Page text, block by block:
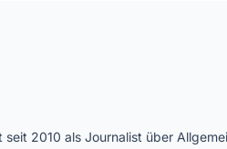
2010 als Journalist über